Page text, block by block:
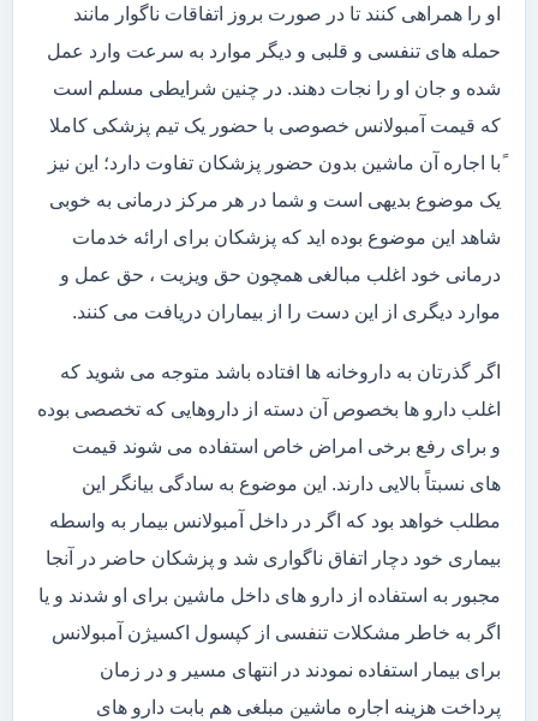
او را همراهی کنند تا در صورت بروز اتفاقات ناگوار مانند
حمله های تنفسی و قلبی و دیگر موارد به سرعت وارد عمل
شده و جان او را نجات دهند. در چنین شرایطی مسلم است
که قیمت آمبولانس خصوصی با حضور یک تیم پزشکی کاملا
ًبا اجاره آن ماشین بدون حضور پزشکان تفاوت دارد؛ این نیز
یک موضوع بدیهی است و شما در هر مرکز درمانی به خوبی
شاهد این موضوع بوده اید که پزشکان برای ارائه خدمات
درمانی خود اغلب مبالغی همچون حق ویزیت ، حق عمل و
موارد دیگری از این دست را از بیماران دریافت می کنند.
اگر گذرتان به داروخانه ها افتاده باشد متوجه می شوید که
اغلب دارو ها بخصوص آن دسته از داروهایی که تخصصی بوده
و برای رفع برخی امراض خاص استفاده می شوند قیمت
های نسبتاً بالایی دارند. این موضوع به سادگی بیانگر این
مطلب خواهد بود که اگر در داخل آمبولانس بیمار به واسطه
بیماری خود دچار اتفاق ناگواری شد و پزشکان حاضر در آنجا
مجبور به استفاده از دارو های داخل ماشین برای او شدند و یا
اگر به خاطر مشکلات تنفسی از کپسول اکسیژن آمبولانس
برای بیمار استفاده نمودند در انتهای مسیر و در زمان
پرداخت هزینه اجاره ماشین مبلغی هم بابت دارو های